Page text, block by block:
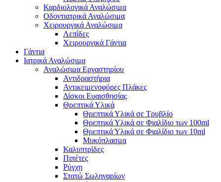
Καρδιολογικά Αναλώσιμα
Οδοντιατρικά Αναλώσιμα
Χειρουργικά Αναλώσιμα
Λεπίδες
Χειρουργικά Γάντια
Γάντια
Ιατρικά Αναλώσιμα
Αναλώσιμα Εργαστηρίου
Αντιδραστήρια
Αντικειμενοφόρες Πλάκες
Δίσκοι Ευαισθησίας
Θρεπτικά Υλικά
Θρεπτικά Υλικά σε Τρυβλίο
Θρεπτικά Υλικά σε Φιαλίδιο των 100ml
Θρεπτικά Υλικά σε Φιαλίδιο των 10ml
Μυκόπλασμα
Καλυπτρίδες
Πιπέτες
Ρύγχη
Στατώ Σωληναρίων